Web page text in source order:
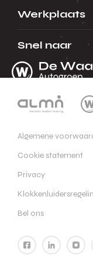
Werkplaats
Snel naar
Algemene
Cookie statement
Privacy
Bel ons